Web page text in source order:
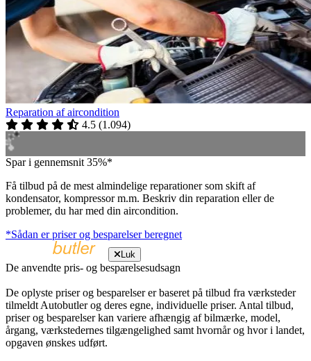
Reparation af aircondition
4.5 (1.094)
Spar i gennemsnit 35%*
Få tilbud på de mest almindelige reparationer som skift af
kondensator, kompressor m.m. Beskriv din reparation eller de
problemer, du har med din aircondition.
*Sådan er priser og besparelser beregnet
Luk
De anvendte pris- og besparelsesudsagn
De oplyste priser og besparelser er baseret på tilbud fra værksteder
tilmeldt Autobutler og deres egne, individuelle priser. Antal tilbud,
priser og besparelser kan variere afhængig af bilmærke, model,
årgang, værkstedernes tilgængelighed samt hvornår og hvor i landet,
opgaven ønskes udført.